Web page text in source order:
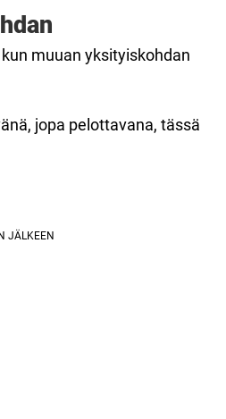
muuan yksityiskohdan
jopa pelottavana, tässä